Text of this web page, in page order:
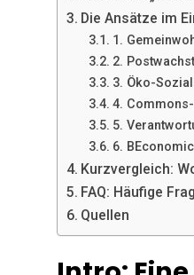
Die Ansätze im
1.
2.
3. Öko-
4.
5.
6.
Kurzvergleich:
FAQ: Häufige
Quellen